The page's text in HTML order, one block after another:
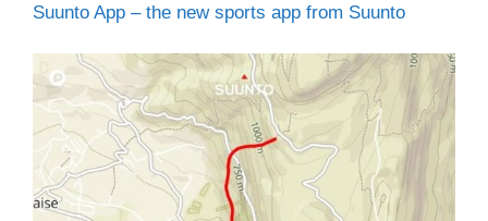
Suunto App – the new sports app from Suunto